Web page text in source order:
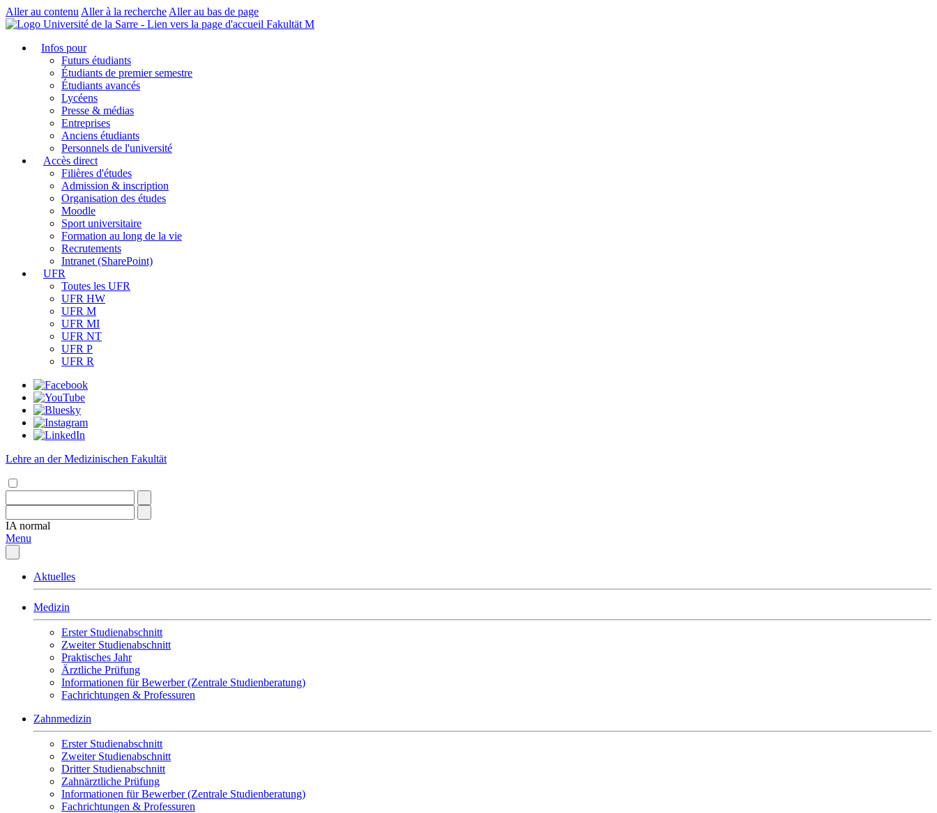
Aller au contenu Aller à la recherche Aller au bas de page
Fakultät M
Infos pour
Futurs étudiants
Étudiants de premier semestre
Étudiants avancés
Lycéens
Presse & médias
Entreprises
Anciens étudiants
Personnels de l'université
Accès direct
Filières d'études
Admission & inscription
Organisation des études
Moodle
Sport universitaire
Formation au long de la vie
Recrutements
Intranet (SharePoint)
UFR
Toutes les UFR
UFR HW
UFR M
UFR MI
UFR NT
UFR P
UFR R
Lehre an der Medizinischen Fakultät
IA normal
Menu
Aktuelles
Medizin
Erster Studienabschnitt
Zweiter Studienabschnitt
Praktisches Jahr
Ärztliche Prüfung
Informationen für Bewerber (Zentrale Studienberatung)
Fachrichtungen & Professuren
Zahnmedizin
Erster Studienabschnitt
Zweiter Studienabschnitt
Dritter Studienabschnitt
Zahnärztliche Prüfung
Informationen für Bewerber (Zentrale Studienberatung)
Fachrichtungen & Professuren